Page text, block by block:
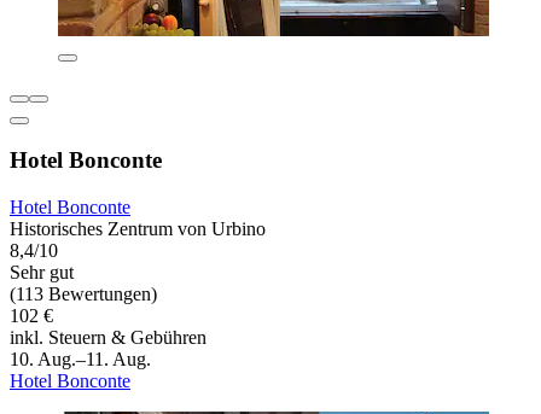
Hotel Bonconte
Hotel Bonconte
Historisches Zentrum von Urbino
8,4/10
Sehr gut
(113 Bewertungen)
102 €
inkl. Steuern & Gebühren
10. Aug.–11. Aug.
Hotel Bonconte